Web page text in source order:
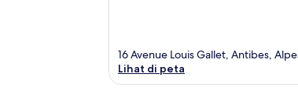
16 Avenue Louis Gallet, Antibes,
Lihat di peta